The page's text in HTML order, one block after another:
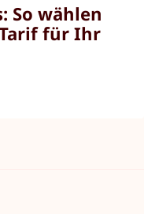
So wählen
für Ihr